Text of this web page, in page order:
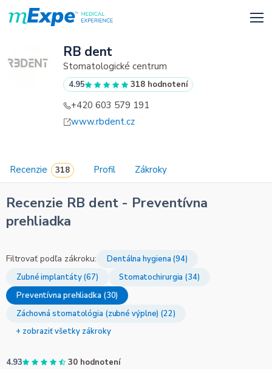
RB dent
Stomatologické centrum
4.95 318 hodnotení
+420 603 579 191
www.rbdent.cz
Recenzie Profil Zákroky
Recenzie RB dent - Preventívna
prehliadka
Filtrovať podľa zákroku:
Dentálna hygiena (94)
Zubné implantáty (67)
Stomatochirurgia (34)
Preventívna prehliadka (30)
Záchovná stomatológia (zubné výplne) (22)
+ zobraziť všetky zákroky
4.93 30 hodnotení